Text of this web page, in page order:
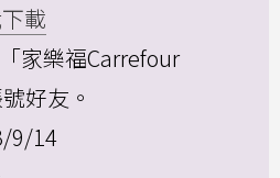
載
家樂福Carrefour
好友。
9/14